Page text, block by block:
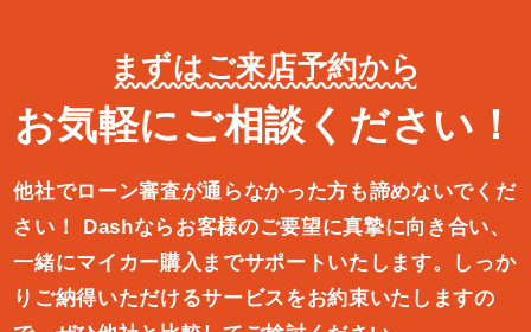
まずはご来店予約から
お気軽にご相談ください！
他社でローン審査が通らなかった方も諦めないでくだ
さい！
Dashならお客様のご要望に真摯に向き合い、
一緒にマイカー購入ま でサポートいたします。しっか
りご納得いただけるサービスをお約束いたしますの